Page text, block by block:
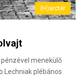
(H)arctér
menekülő
Lechniak plébános